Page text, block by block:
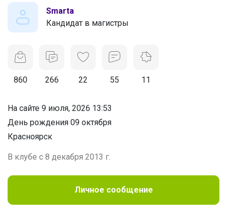
Smarta
Кандидат в магистры
860 266 22 55 11
На сайте 9 июля, 2026 13:53
День рождения 09 октября
Красноярск
В клубе с 8 декабря 2013 г.
Личное сообщение